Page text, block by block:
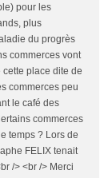
pour les
plus
du progrès
commerces vont
place dite de
commerces peu
le café des
commerces
temps ? Lors de
FELIX tenait
/> <br /> Merci